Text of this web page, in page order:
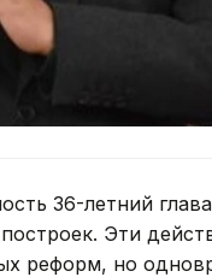
36-летний
Эти
реформ, но